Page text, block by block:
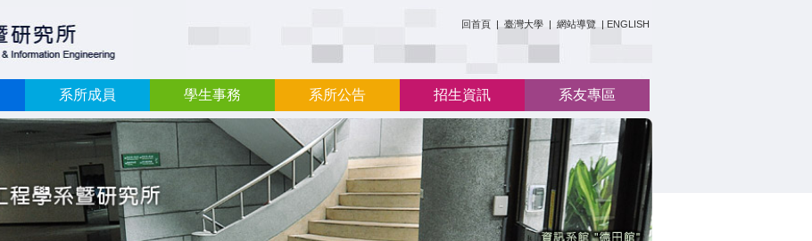
回首頁 | 臺灣大學 | 網站導覽 | ENGLISH
系所成員 學生事務 系所公告 招生資訊 系友專區